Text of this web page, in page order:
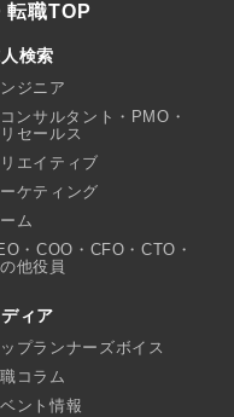
転職TOP
検索
ジニア
コンサルタント・PMO・
セールス
エイティブ
ケティング
ム
・COO・CFO・CTO・
他役員
ィア
ップランナーズボイス
コラム
ント情報